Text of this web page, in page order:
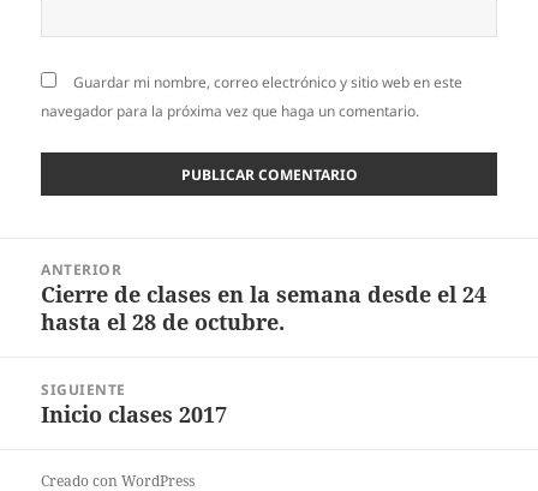
Guardar mi nombre, correo electrónico y sitio web en este
navegador para la próxima vez que haga un comentario.
entradas
ANTERIOR
Entrada
anterior:
Cierre de clases en la semana desde el 24
hasta el 28 de octubre.
SIGUIENTE
Entrada
Inicio clases 2017
Creado con WordPress